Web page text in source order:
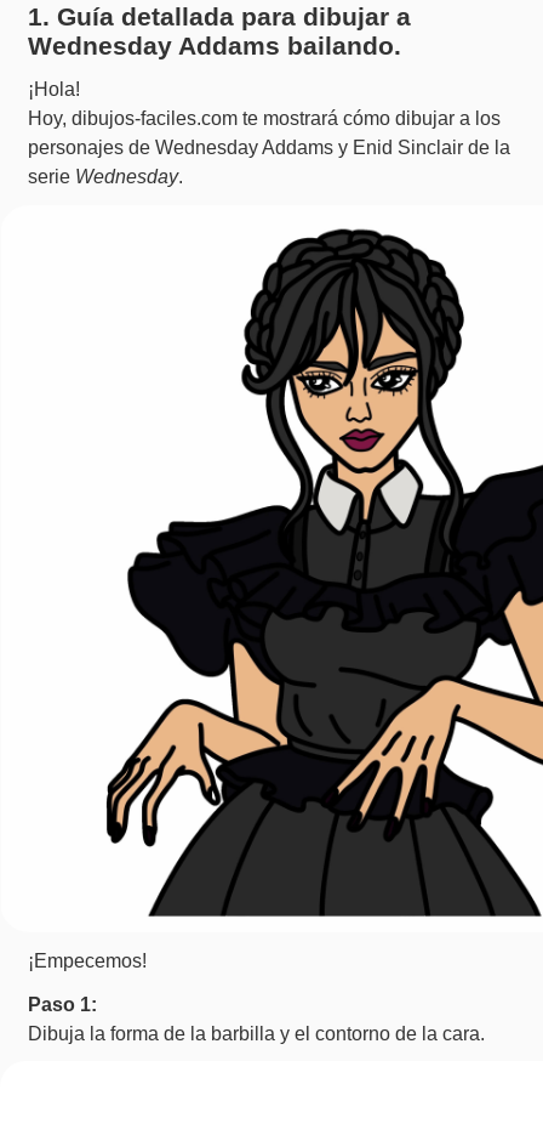
1. Guía detallada para dibujar a
Wednesday Addams bailando.
¡Hola!
Hoy, dibujos-faciles.com te mostrará cómo dibujar a los
personajes de Wednesday Addams y Enid Sinclair de la
serie Wednesday.
¡Empecemos!
Paso 1:
Dibuja la forma de la barbilla y el contorno de la cara.